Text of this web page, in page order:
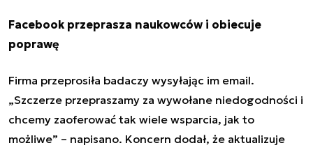
Facebook przeprasza naukowców i obiecuje
poprawę
Firma przeprosiła badaczy wysyłając im email.
„Szczerze przepraszamy za wywołane niedogodności i
chcemy zaoferować tak wiele wsparcia, jak to
możliwe” – napisano. Koncern dodał, że aktualizuje